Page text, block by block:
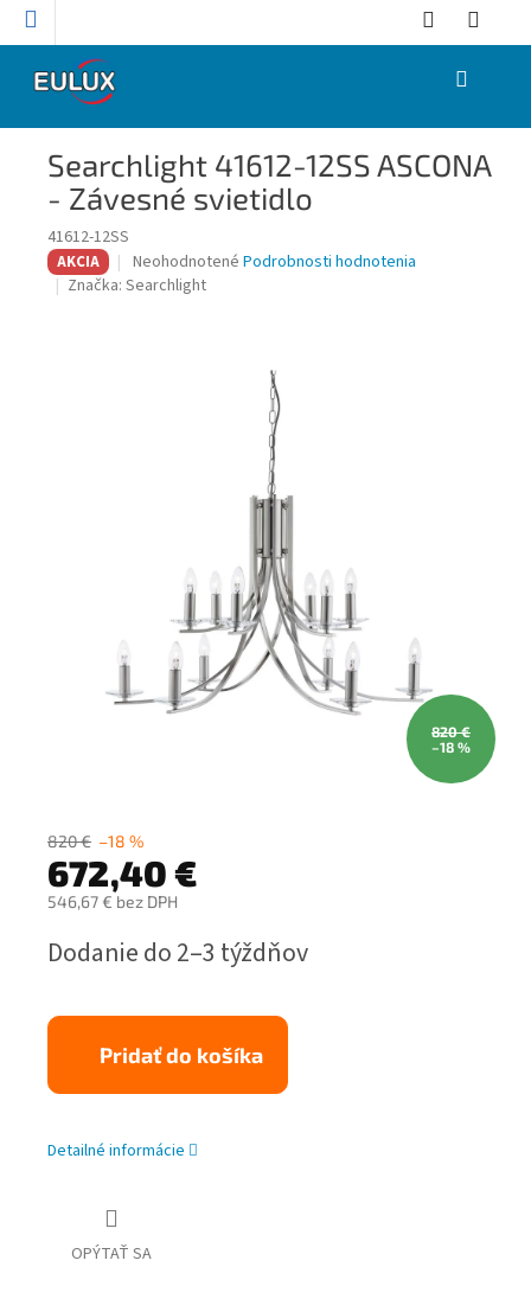
Prejsť
NÁKUPNÝ
Searchlight 41612-12SS ASCONA
- Závesné svietidlo
41612-12SS
AKCIA
Priemerné
hodnotenie
Neohodnotené Podrobnosti hodnotenia
Značka: Searchlight
820 €
–18 %
820 € –18 %
672,40 €
546,67 € bez DPH
cena:
Dodanie do 2–3 týždňov
Pridať do košíka
Detailné informácie
OPÝTAŤ SA